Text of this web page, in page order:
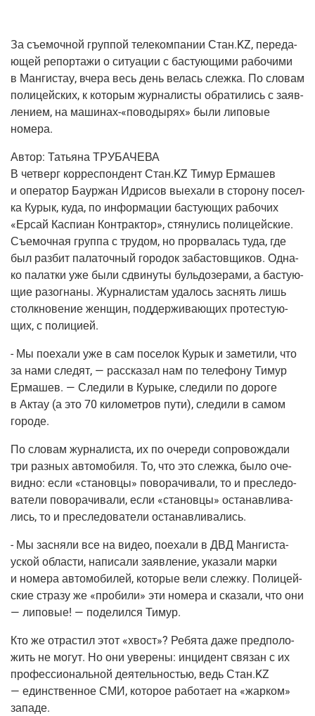
За съе­моч­ной груп­пой теле­ком­па­нии Стан.KZ, пере­да­
ю­щей репор­та­жи о ситу­а­ции с басту­ю­щи­ми рабо­чи­ми
в Ман­ги­стау, вче­ра весь день велась слеж­ка. По сло­вам
поли­цей­ских, к кото­рым жур­на­ли­сты обра­ти­лись с заяв­
ле­ни­ем, на машинах-«поводырях» были липо­вые
номера.
Автор: Татья­на ТРУБАЧЕВА
В чет­верг кор­ре­спон­дент Стан.KZ Тимур Ерма­шев
и опе­ра­тор Баур­жан Идри­сов выеха­ли в сто­ро­ну посел­
ка Курык, куда, по инфор­ма­ции басту­ю­щих рабо­чих
«Ерсай Кас­пи­ан Кон­трак­тор», стя­ну­лись поли­цей­ские.
Съе­моч­ная груп­па с тру­дом, но про­рва­лась туда, где
был раз­бит пала­точ­ный горо­док заба­стов­щи­ков. Одна­
ко палат­ки уже были сдви­ну­ты буль­до­зе­ра­ми, а басту­ю­
щие разо­гна­ны. Жур­на­ли­стам уда­лось заснять лишь
столк­но­ве­ние жен­щин, под­дер­жи­ва­ю­щих про­те­сту­ю­
щих, с полицией.
- Мы поеха­ли уже в сам посе­лок Курык и заме­ти­ли, что
за нами сле­дят, — рас­ска­зал нам по теле­фо­ну Тимур
Ерма­шев. — Сле­ди­ли в Куры­ке, сле­ди­ли по доро­ге
в Актау (а это 70 кило­мет­ров пути), сле­ди­ли в самом
городе.
По сло­вам жур­на­ли­ста, их по оче­ре­ди сопро­вож­да­ли
три раз­ных авто­мо­би­ля. То, что это слеж­ка, было оче­
вид­но: если «ста­нов­цы» пово­ра­чи­ва­ли, то и пре­сле­до­
ва­те­ли пово­ра­чи­ва­ли, если «ста­нов­цы» оста­нав­ли­ва­
лись, то и пре­сле­до­ва­те­ли останавливались.
- Мы засня­ли все на видео, поеха­ли в ДВД Ман­ги­ста­
уской обла­сти, напи­са­ли заяв­ле­ние, ука­за­ли мар­ки
и номе­ра авто­мо­би­лей, кото­рые вели слеж­ку. Поли­цей­
ские стра­зу же «про­би­ли» эти номе­ра и ска­за­ли, что они
— липо­вые! — поде­лил­ся Тимур.
Кто же отрас­тил этот «хвост»? Ребя­та даже пред­по­ло­
жить не могут. Но они уве­ре­ны: инци­дент свя­зан с их
про­фес­си­о­наль­ной дея­тель­но­стью, ведь Стан.KZ
— един­ствен­ное СМИ, кото­рое рабо­та­ет на «жар­ком»
западе.